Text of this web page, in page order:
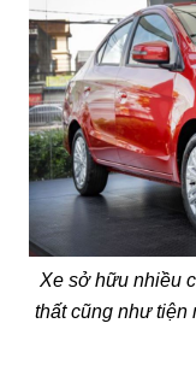
Xe sở hữu nhiều
thất cũng như tiện